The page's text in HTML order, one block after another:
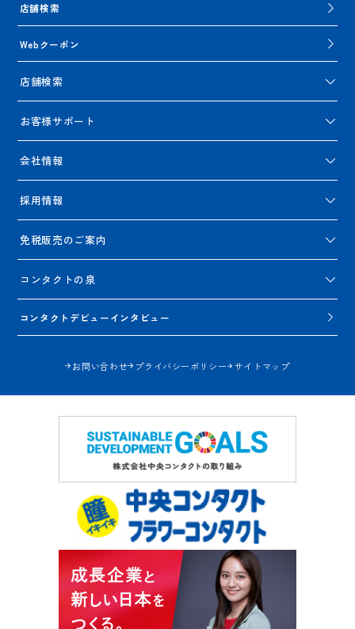
店舗検索
Webクーポン
店舗検索
お客様サポート
会社情報
採用情報
免税販売のご案内
コンタクトの泉
コンタクトデビューインタビュー
お問い合わせ プライバシーポリシー サイトマップ